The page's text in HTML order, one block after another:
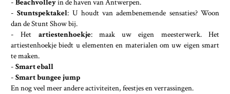
- Beachvolleyin de haven van Antwerpen.
-Stuntspektakel: U houdt van adembenemende sensaties? Woon
dan de Stunt Show bij.
- Het artiestenhoekje: maak uw eigen meesterwerk. Het
artiestenhoekje biedt u elementen en materialen om uw eigen smart
te maken.
- Smart eball
- Smart bungee jump
En nog veel meer andere activiteiten, feestjes en verrassingen.